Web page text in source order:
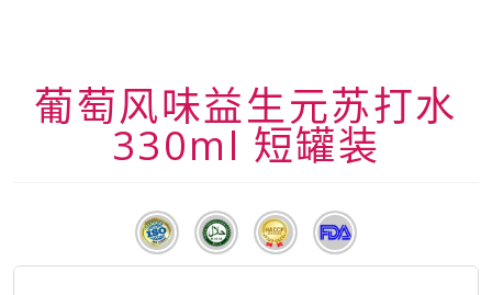
葡萄风味益生元苏打水
330ml 短罐装